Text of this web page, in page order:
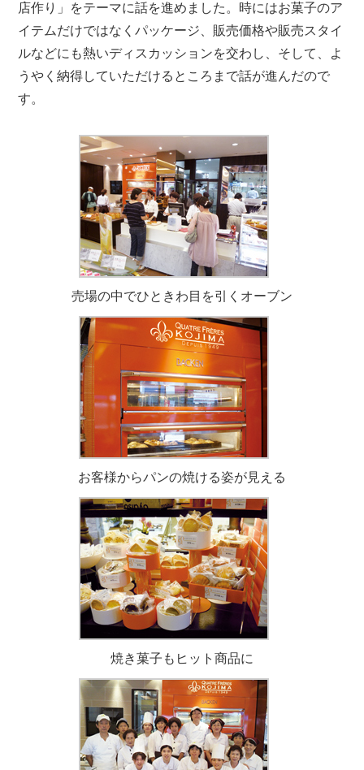
店作り」をテーマに話を進めました。時にはお菓子のア
イテムだけではなくパッケージ、販売価格や販売スタイ
ルなどにも熱いディスカッションを交わし、そして、よ
うやく納得していただけるところまで話が進んだので
す。
売場の中でひときわ目を引くオーブン
お客様からパンの焼ける姿が見える
焼き菓子もヒット商品に